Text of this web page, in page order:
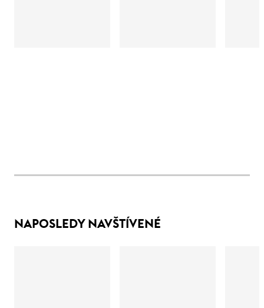
NAPOSLEDY NAVŠTÍVENÉ